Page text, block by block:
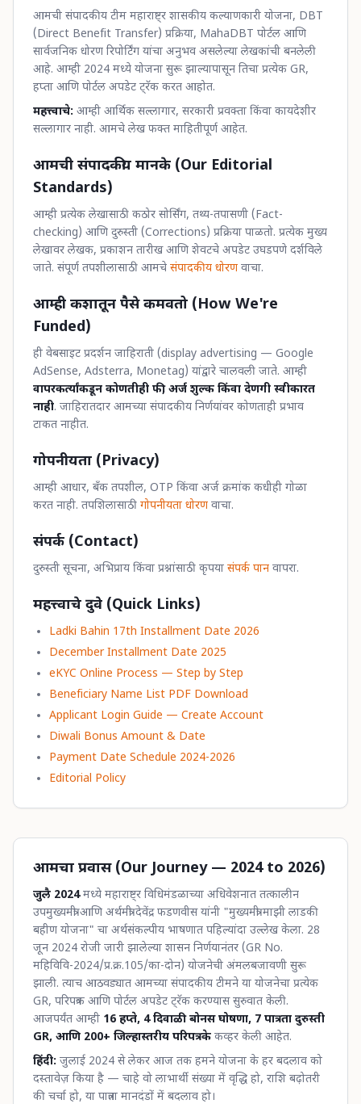
आमची संपादकीय टीम महाराष्ट्र शासकीय कल्याणकारी योजना, DBT
(Direct Benefit Transfer) प्रक्रिया, MahaDBT पोर्टल आणि
सार्वजनिक धोरण रिपोर्टिंग यांचा अनुभव असलेल्या लेखकांची बनलेली
आहे. आम्ही 2024 मध्ये योजना सुरू झाल्यापासून तिचा प्रत्येक GR,
हप्ता आणि पोर्टल अपडेट ट्रॅक करत आहोत.
महत्त्वाचे: आम्ही आर्थिक सल्लागार, सरकारी प्रवक्ता किंवा कायदेशीर
सल्लागार नाही. आमचे लेख फक्त माहितीपूर्ण आहेत.
आमची संपादकीय मानके (Our Editorial
Standards)
आम्ही प्रत्येक लेखासाठी कठोर सोर्सिंग, तथ्य-तपासणी (Fact-
checking) आणि दुरुस्ती (Corrections) प्रक्रिया पाळतो. प्रत्येक मुख्य
लेखावर लेखक, प्रकाशन तारीख आणि शेवटचे अपडेट उघडपणे दर्शविले
जाते. संपूर्ण तपशीलासाठी आमचे संपादकीय धोरण वाचा.
आम्ही कशातून पैसे कमवतो (How We're
Funded)
ही वेबसाइट प्रदर्शन जाहिराती (display advertising — Google
AdSense, Adsterra, Monetag) यांद्वारे चालवली जाते. आम्ही
वापरकर्त्यांकडून कोणतीही फी, अर्ज शुल्क किंवा देणगी स्वीकारत
नाही. जाहिरातदार आमच्या संपादकीय निर्णयांवर कोणताही प्रभाव
टाकत नाहीत.
गोपनीयता (Privacy)
आम्ही आधार, बँक तपशील, OTP किंवा अर्ज क्रमांक कधीही गोळा
करत नाही. तपशिलासाठी गोपनीयता धोरण वाचा.
संपर्क (Contact)
दुरुस्ती सूचना, अभिप्राय किंवा प्रश्नांसाठी कृपया संपर्क पान वापरा.
महत्त्वाचे दुवे (Quick Links)
Ladki Bahin 17th Installment Date 2026
December Installment Date 2025
eKYC Online Process — Step by Step
Beneficiary Name List PDF Download
Applicant Login Guide — Create Account
Diwali Bonus Amount & Date
Payment Date Schedule 2024-2026
Editorial Policy
आमचा प्रवास (Our Journey — 2024 to 2026)
जुलै 2024मध्ये महाराष्ट्र विधिमंडळाच्या अधिवेशनात तत्कालीन
उपमुख्यमंत्री आणि अर्थमंत्री देवेंद्र फडणवीस यांनी "मुख्यमंत्री माझी लाडकी
बहीण योजना" चा अर्थसंकल्पीय भाषणात पहिल्यांदा उल्लेख केला. 28
जून 2024 रोजी जारी झालेल्या शासन निर्णयानंतर (GR No.
महिविवि-2024/प्र.क्र.105/का-दोन) योजनेची अंमलबजावणी सुरू
झाली. त्याच आठवड्यात आमच्या संपादकीय टीमने या योजनेचा प्रत्येक
GR, परिपत्रक आणि पोर्टल अपडेट ट्रॅक करण्यास सुरुवात केली.
आजपर्यंत आम्ही 16 हप्ते, 4 दिवाळी बोनस घोषणा, 7 पात्रता दुरुस्ती
GR, आणि 200+ जिल्हास्तरीय परिपत्रके कव्हर केली आहेत.
हिंदी: जुलाई 2024 से लेकर आज तक हमने योजना के हर बदलाव को
दस्तावेज़ किया है — चाहे वो लाभार्थी संख्या में वृद्धि हो, राशि बढ़ोतरी
की चर्चा हो, या पात्रता मानदंडों में बदलाव हो।